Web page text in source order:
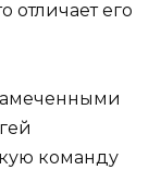
отличает его
команду